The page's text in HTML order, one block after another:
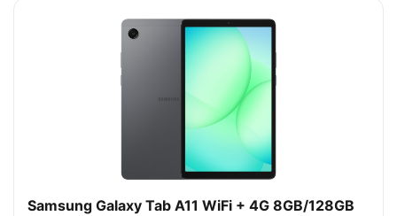
Samsung Galaxy Tab A11 WiFi + 4G 8GB/128GB